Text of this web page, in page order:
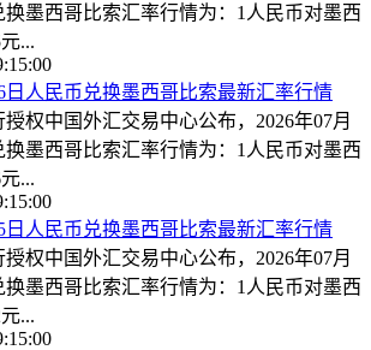
换墨西哥比索汇率行情为：1人民币对墨西
...
日人民币兑换墨西哥比索最新汇率行情
权中国外汇交易中心公布，2026年07月
换墨西哥比索汇率行情为：1人民币对墨西
...
日人民币兑换墨西哥比索最新汇率行情
权中国外汇交易中心公布，2026年07月
换墨西哥比索汇率行情为：1人民币对墨西
...